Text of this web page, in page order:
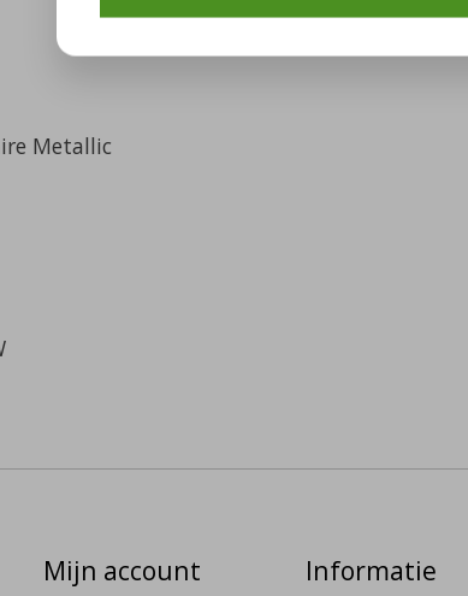
Metallic
Mijn account Informatie